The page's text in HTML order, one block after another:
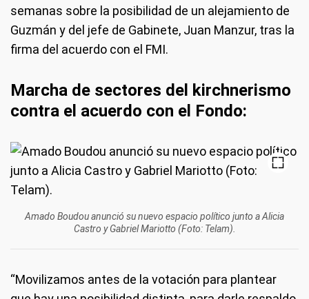
semanas sobre la posibilidad de un alejamiento de
Guzmán y del jefe de Gabinete, Juan Manzur, tras la
firma del acuerdo con el FMI.
Marcha de sectores del kirchnerismo
contra el acuerdo con el Fondo:
Amado Boudou anunció su nuevo espacio político junto a Alicia
Castro y Gabriel Mariotto (Foto: Telam).
“Movilizamos antes de la votación para plantear